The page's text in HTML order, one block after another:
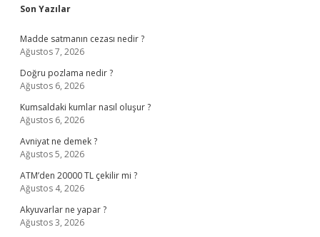
Sidebar
Son Yazılar
Madde satmanın cezası nedir ?
Ağustos 7, 2026
Doğru pozlama nedir ?
Ağustos 6, 2026
Kumsaldaki kumlar nasıl oluşur ?
Ağustos 6, 2026
Avniyat ne demek ?
Ağustos 5, 2026
ATM’den 20000 TL çekilir mi ?
Ağustos 4, 2026
Akyuvarlar ne yapar ?
Ağustos 3, 2026